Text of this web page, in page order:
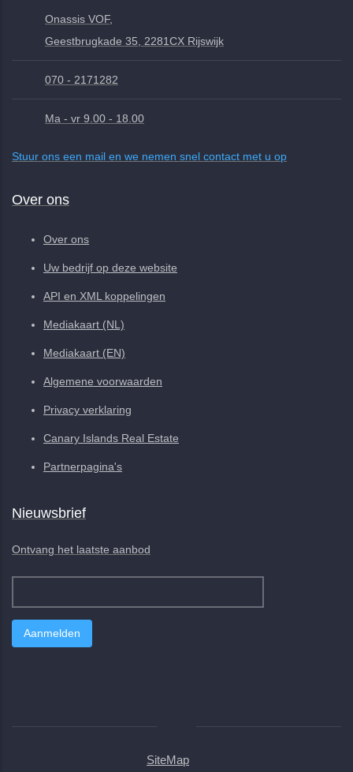
Onassis VOF,
Geestbrugkade 35, 2281CX Rijswijk
070 - 2171282
Ma - vr 9.00 - 18.00
Stuur ons een mail en we nemen snel contact met u op
Over ons
Over ons
Uw bedrijf op deze website
API en XML koppelingen
Mediakaart (NL)
Mediakaart (EN)
Algemene voorwaarden
Privacy verklaring
Canary Islands Real Estate
Partnerpagina's
Nieuwsbrief
Ontvang het laatste aanbod
SiteMap